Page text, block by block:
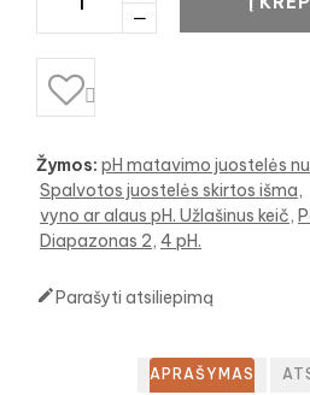

Žymos: pH matavimo juostelės
Spalvotos juostelės skirtos išma
vyno ar alaus pH. Užlašinus keič
Diapazonas 2 4 pH.
Parašyti atsiliepimą
APRAŠYMAS